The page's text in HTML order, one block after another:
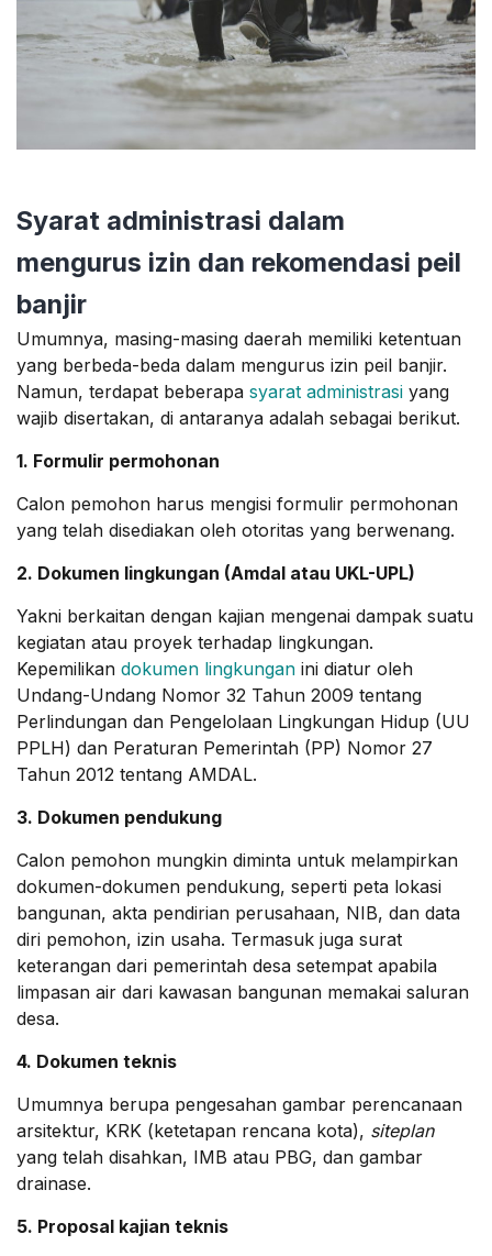
Syarat administrasi dalam
mengurus izin dan rekomendasi peil
banjir
Umumnya, masing-masing daerah memiliki ketentuan
yang berbeda-beda dalam mengurus izin peil banjir.
Namun, terdapat beberapa syarat administrasi yang
wajib disertakan, di antaranya adalah sebagai berikut.
1. Formulir permohonan
Calon pemohon harus mengisi formulir permohonan
yang telah disediakan oleh otoritas yang berwenang.
2. Dokumen lingkungan (Amdal atau UKL-UPL)
Yakni berkaitan dengan kajian mengenai dampak suatu
kegiatan atau proyek terhadap lingkungan.
Kepemilikan dokumen lingkungan ini diatur oleh
Undang-Undang Nomor 32 Tahun 2009 tentang
Perlindungan dan Pengelolaan Lingkungan Hidup (UU
PPLH) dan Peraturan Pemerintah (PP) Nomor 27
Tahun 2012 tentang AMDAL.
3. Dokumen pendukung
Calon pemohon mungkin diminta untuk melampirkan
dokumen-dokumen pendukung, seperti peta lokasi
bangunan, akta pendirian perusahaan, NIB, dan data
diri pemohon, izin usaha. Termasuk juga surat
keterangan dari pemerintah desa setempat apabila
limpasan air dari kawasan bangunan memakai saluran
desa.
4. Dokumen teknis
Umumnya berupa pengesahan gambar perencanaan
arsitektur, KRK (ketetapan rencana kota), siteplan
yang telah disahkan, IMB atau PBG, dan gambar
drainase.
5. Proposal kajian teknis